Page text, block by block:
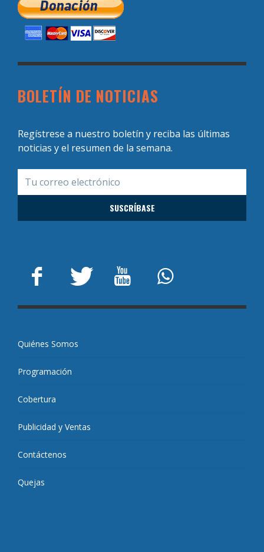
BOLETÍN DE NOTICIAS
Regístrese a nuestro boletín y reciba las últimas
noticias y el resumen de la semana.
Quiénes Somos
Programación
Cobertura
Publicidad y Ventas
Contáctenos
Quejas